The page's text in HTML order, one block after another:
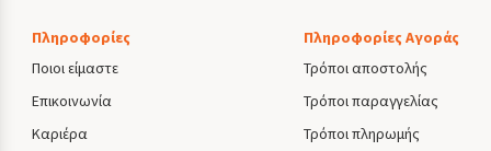
Πληροφορίες
Ποιοι είμαστε
Επικοινωνία
Καριέρα
Πληροφορίες Αγοράς
Τρόποι αποστολής
Τρόποι παραγγελίας
Τρόποι πληρωμής